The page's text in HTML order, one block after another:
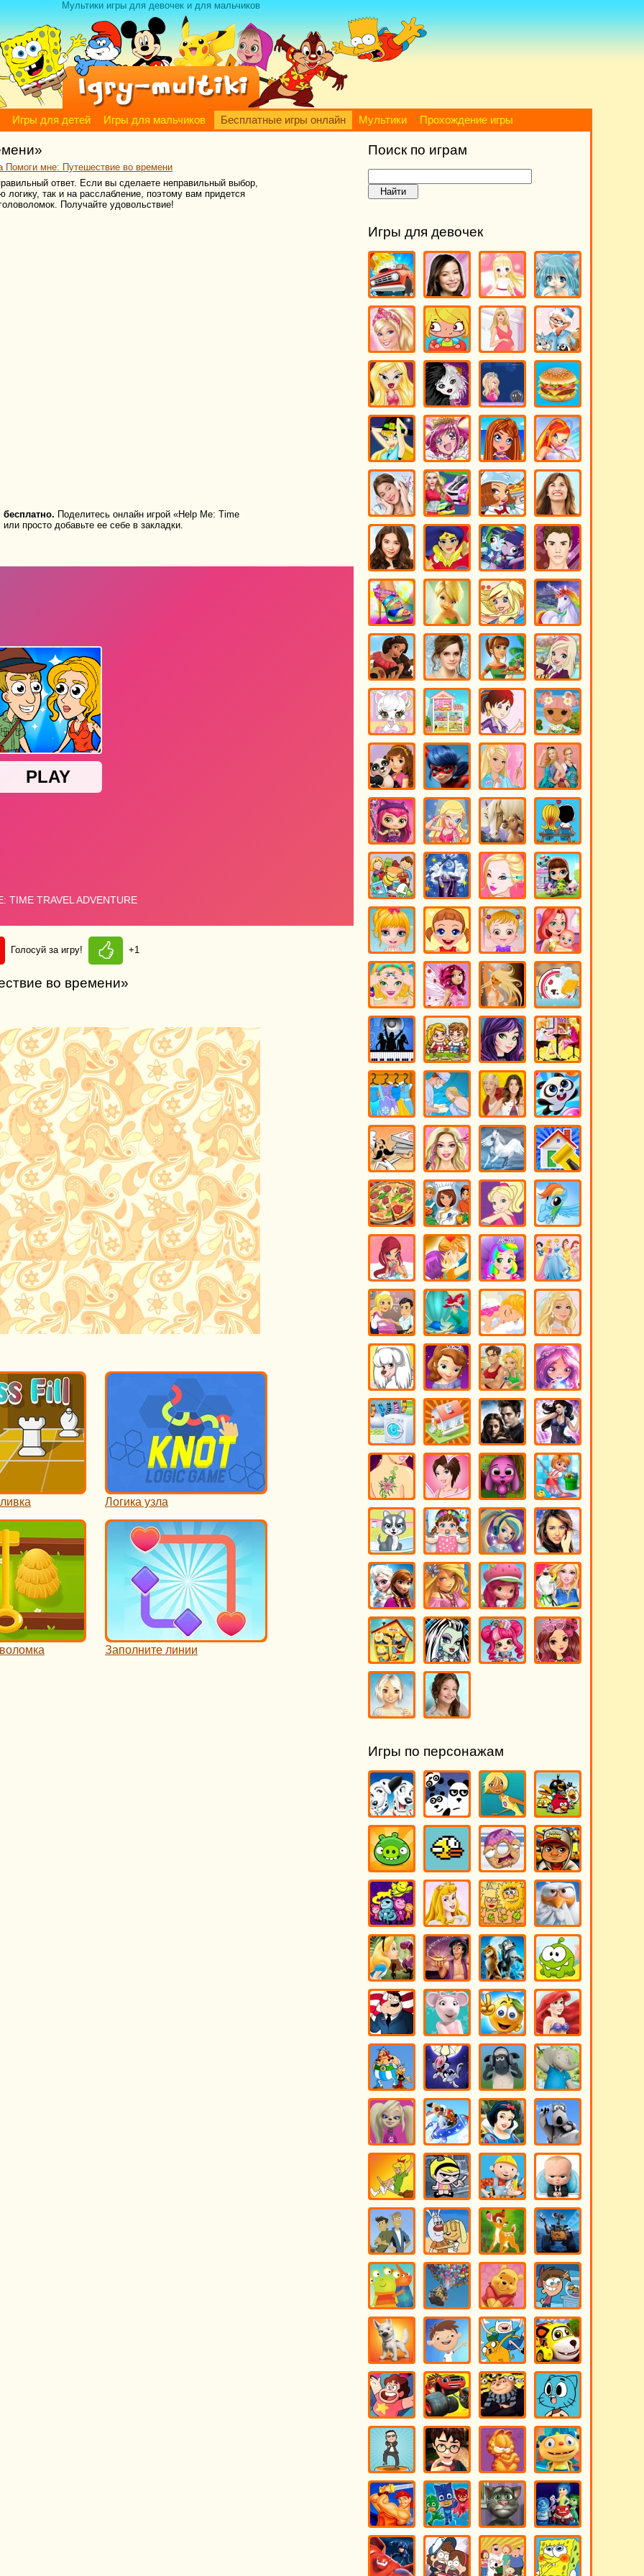
Мультики игры для девочек и для мальчиков
Игры для детей Игры для мальчиков Бесплатные игры онлайн Мультики Прохождение игры
Помоги мне: Путешествие во времени
ответ. Если вы сделаете неправильный выбор,
логику, так и на расслабление, поэтому вам придется
Получайте удовольствие!
Поделитесь онлайн игрой «Help Me: Time
просто добавьте ее себе в закладки.
Голосуй за игру! +1
во времени»
Логика узла
Заполните линии
Поиск по играм
Игры для девочек
Игры по персонажам